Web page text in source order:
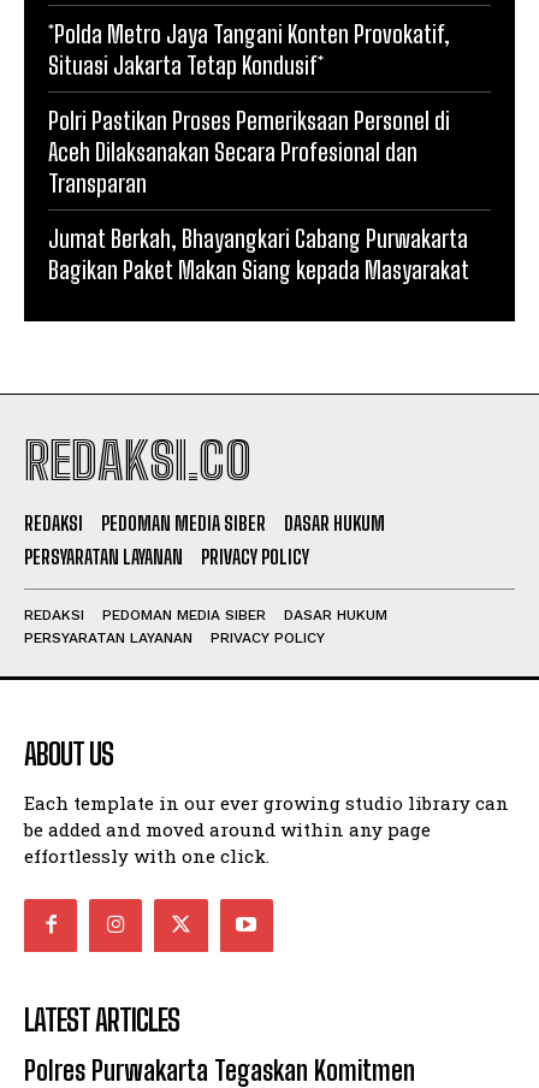
*Polda Metro Jaya Tangani Konten Provokatif,
Situasi Jakarta Tetap Kondusif*
Polri Pastikan Proses Pemeriksaan Personel di
Aceh Dilaksanakan Secara Profesional dan
Transparan
Jumat Berkah, Bhayangkari Cabang Purwakarta
Bagikan Paket Makan Siang kepada Masyarakat
REDAKSI.CO
REDAKSI PEDOMAN MEDIA SIBER
DASAR HUKUM
PERSYARATAN LAYANAN
PRIVACY POLICY
REDAKSI PEDOMAN MEDIA SIBER
DASAR HUKUM
PERSYARATAN LAYANAN
PRIVACY POLICY
ABOUT US
Each template in our ever growing studio library can
be added and moved around within any page
effortlessly with one click.
LATEST ARTICLES
Polres Purwakarta Tegaskan Komitmen